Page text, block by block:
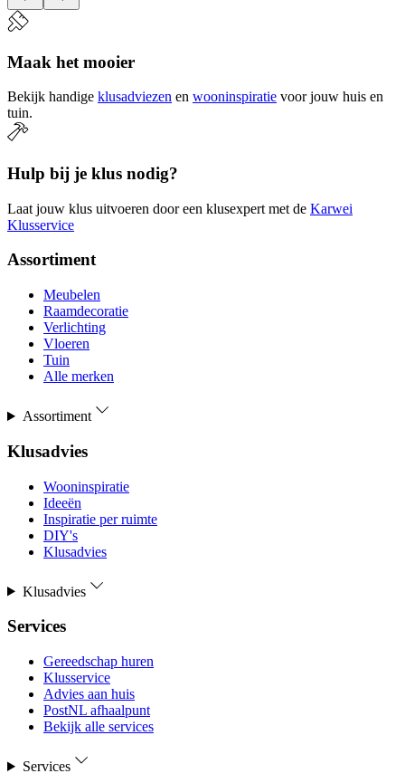
Maak het mooier
Bekijk handige klusadviezen en wooninspiratie voor jouw huis en
tuin.
Hulp bij je klus nodig?
Laat jouw klus uitvoeren door een klusexpert met de Karwei
Klusservice
Assortiment
Meubelen
Raamdecoratie
Verlichting
Vloeren
Tuin
Alle merken
Assortiment
Klusadvies
Wooninspiratie
Ideeën
Inspiratie per ruimte
DIY's
Klusadvies
Klusadvies
Services
Gereedschap huren
Klusservice
Advies aan huis
PostNL afhaalpunt
Bekijk alle services
Services